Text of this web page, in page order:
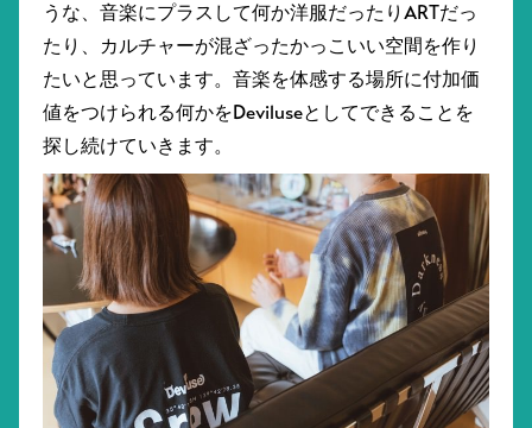
うな、音楽にプラスして何か洋服だったりARTだっ
たり、カルチャーが混ざったかっこいい空間を作り
たいと思っています。音楽を体感する場所に付加価
値をつけられる何かをDeviluseとしてできることを
探し続けていきます。